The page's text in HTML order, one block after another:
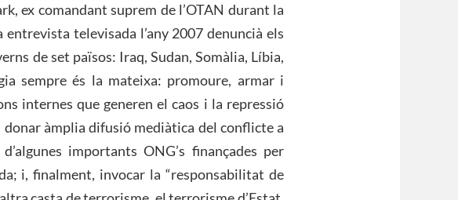
ex comandant suprem de l’OTAN durant la
televisada l’any 2007 denuncià els
de set països: Iraq, Sudan, Somàlia, Líbia,
sempre és la mateixa: promoure, armar i
internes que generen el caos i la repressió
àmplia difusió mediàtica del conflicte a
importants ONG’s finançades per
i, finalment, invocar la “responsabilitat de